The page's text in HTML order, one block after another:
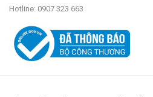
Hotline: 0907 323 663